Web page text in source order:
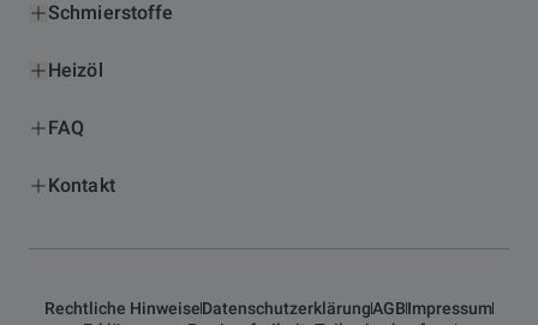
Schmierstoffe
Heizöl
FAQ
Kontakt
Rechtliche HinweiseDatenschutzerklärungAGBImpressum